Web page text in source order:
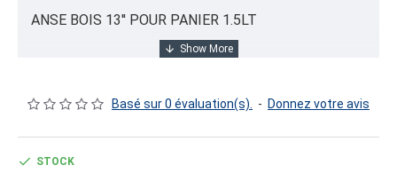
ANSE BOIS 13'' POUR PANIER 1.5LT
INFORMATION PRODUIT
Basé sur 0 évaluation(s). - Donnez votre avis
STOCK